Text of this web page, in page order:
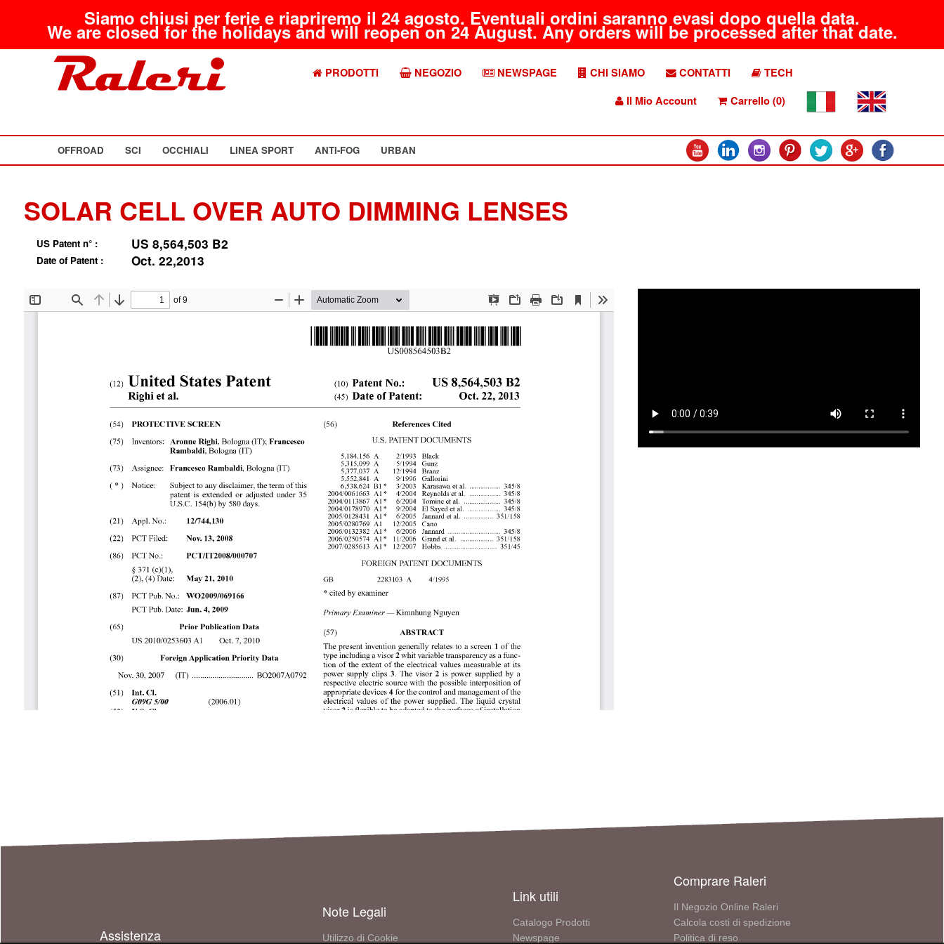
Siamo chiusi per ferie e riapriremo il 24 agosto. Eventuali ordini saranno evasi dopo quella data.
We are closed for the holidays and will reopen on 24 August. Any orders will be processed after that date.
PRODOTTI NEGOZIO NEWSPAGE CHI SIAMO CONTATTI
TECH
Il Mio Account
Carrello (0)
OFFROAD SCI OCCHIALI LINEA SPORT ANTI-FOG URBAN
SOLAR CELL OVER AUTO DIMMING LENSES
US Patent n° : US 8,564,503 B2
Date of Patent : Oct. 22,2013
Assistenza
Note Legali
Utilizzo di Cookie
Link utili
Catalogo Prodotti
Newspage
Comprare Raleri
Il Negozio Online Raleri
Calcola costi di spedizione
Politica di reso